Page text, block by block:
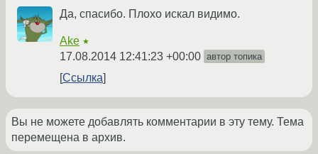
Да, спасибо. Плохо искал видимо.
Ake ★
17.08.2014 12:41:23 +00:00 автор топика
Ссылка
Вы не можете добавлять комментарии в эту тему. Тема
перемещена в архив.